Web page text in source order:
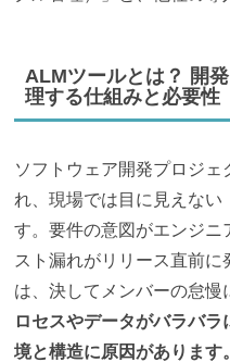
の有無
比較
Jira （Atlassian）：圧
Azure DevOps（
和性と強力なCI/CDパ
企業がALMツールを導入
つのメリット
1. 開発プロセスの透
向上
ALMツールとは？ 開
理する仕組みと必要性
ソフトウェア開発プロジ
れ、現場では目に見えない
す。要件の意図がエンジニ
スト漏れがリリース直前
は、決してメンバーの怠慢
ロセスやデータがバラバ
境と構造に原因があります。